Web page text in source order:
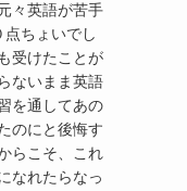
々英語が苦手
ちょいでし
受けたことが
ないまま英語
を通してあの
のにと後悔す
らこそ、これ
なれたらなっ